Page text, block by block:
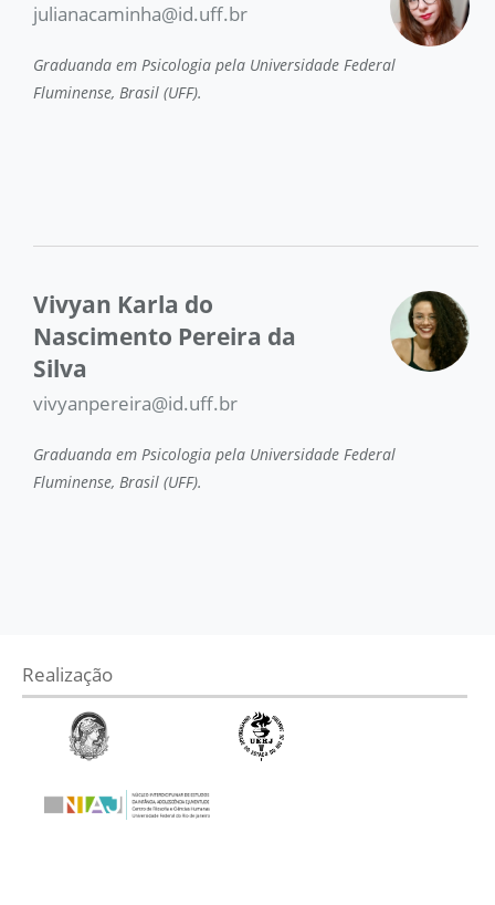
julianacaminha@id.uff.br
Graduanda em Psicologia pela Universidade Federal
Fluminense, Brasil (UFF).
Vivyan Karla do
Nascimento Pereira da
Silva
vivyanpereira@id.uff.br
Graduanda em Psicologia pela Universidade Federal
Fluminense, Brasil (UFF).
Realização